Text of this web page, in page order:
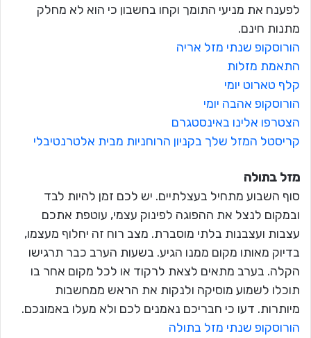
לפענח את מניעי התומך וקחו בחשבון כי הוא לא מחלק
מתנות חינם.
הורוסקופ שנתי מזל אריה
התאמת מזלות
קלף טארוט יומי
הורוסקופ אהבה יומי
הצטרפו אלינו באינסטגרם
קריסטל המזל שלך בקניון הרוחניות מבית אלטרנטיבלי
מזל בתולה
סוף השבוע מתחיל בעצלתיים. יש לכם זמן להיות לבד
ובמקום לנצל את ההפוגה לפינוק עצמי, עוטפת אתכם
עצבות ועצבנות בלתי מוסברת. מצב רוח זה יחלוף מעצמו,
בדיוק מאותו מקום ממנו הגיע. בשעות הערב כבר תרגישו
הקלה. בערב מתאים לצאת לרקוד או לכל מקום אחר בו
תוכלו לשמוע מוסיקה ולנקות את הראש ממחשבות
מיותרות. דעו כי חבריכם נאמנים לכם ולא מעלו באמונכם.
הורוסקופ שנתי מזל בתולה